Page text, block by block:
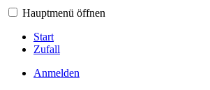
Hauptmenü öffnen
Start
Zufall
Anmelden